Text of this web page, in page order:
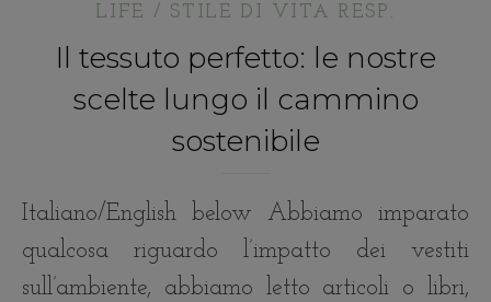
LIFE / STILE DI VITA RESP.
Il tessuto perfetto: le nostre
scelte lungo il cammino
sostenibile
Italiano/English below Abbiamo imparato
qualcosa riguardo l’impatto dei vestiti
sull’ambiente, abbiamo letto articoli o libri,